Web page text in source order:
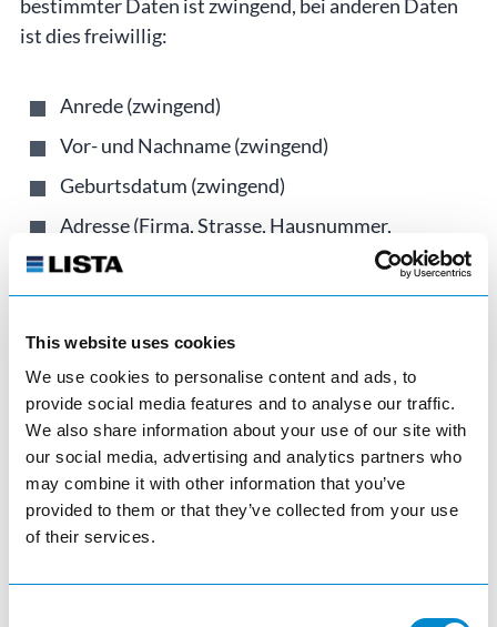
This website uses cookies
We use cookies to personalise content and ads, to
provide social media features and to analyse our traffic.
We also share information about your use of our site with
our social media, advertising and analytics partners who
may combine it with other information that you’ve
provided to them or that they’ve collected from your use
of their services.
bestimmter Daten ist zwingend, bei anderen Daten
ist dies freiwillig:
Anrede (zwingend)
Vor- und Nachname (zwingend)
Geburtsdatum (zwingend)
Adresse (Firma, Strasse, Hausnummer,
Postleitzahl) (zwingend)
Firma (freiwillig)
Ort, Land (zwingend)
E-Mail-Adresse (zwingend)
Wir werden die zwingend erforderlichen Daten als
solche kennzeichnen. Wenn diese Informationen
nicht zur Verfügung gestellt werden, kann dies die
Erbringung unserer Dienstleistungen behindern. Die